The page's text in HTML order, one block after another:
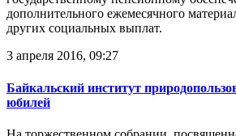
дополнительного ежемесячного
других социальных выплат.
3 апреля 2016, 09:27
Байкальский институт
юбилей